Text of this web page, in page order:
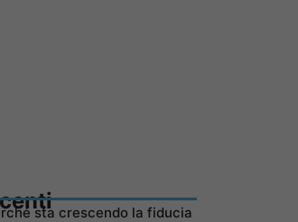
sta crescendo la fiducia